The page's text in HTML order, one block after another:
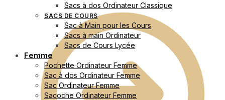
Sacs à dos Ordinateur Classique
SACS DE COURS
Sac à Main pour les Cours
Sacs à main Ordinateur
Sacs de Cours Lycée
Femme
Pochette Ordinateur Femme
Sac à dos Ordinateur Femme
Sac Ordinateur Femme
Sacoche Ordinateur Femme